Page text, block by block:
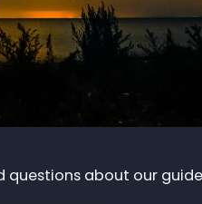
questions about our